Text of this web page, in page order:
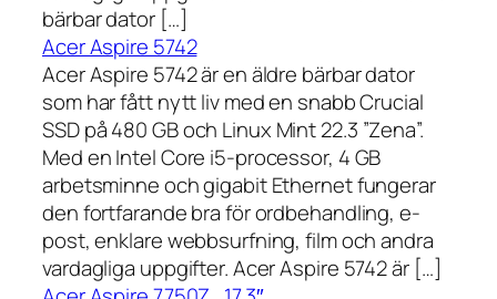
bärbar dator […]
Acer Aspire 5742
Acer Aspire 5742 är en äldre bärbar dator
som har fått nytt liv med en snabb Crucial
SSD på 480 GB och Linux Mint 22.3 ”Zena”.
Med en Intel Core i5-processor, 4 GB
arbetsminne och gigabit Ethernet fungerar
den fortfarande bra för ordbehandling, e-
post, enklare webbsurfning, film och andra
vardagliga uppgifter. Acer Aspire 5742 är […]